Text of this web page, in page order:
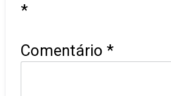
*
Comentário *